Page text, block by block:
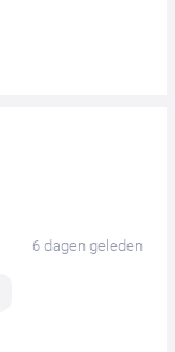
6 dagen geleden